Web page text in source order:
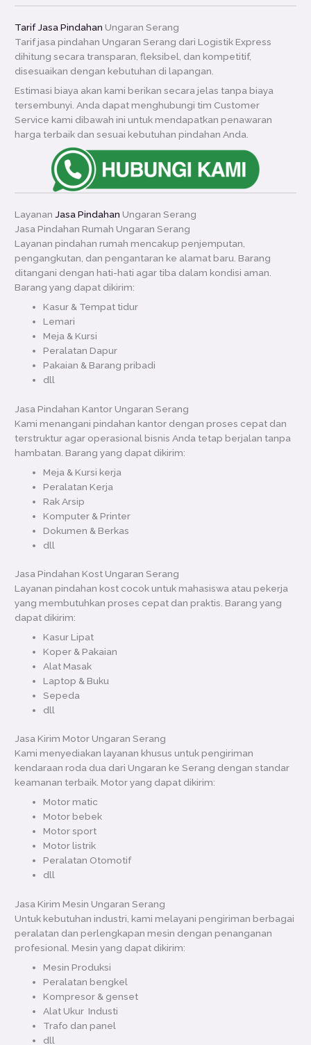
Tarif Jasa Pindahan Ungaran Serang
Tarif jasa pindahan Ungaran Serang dari Logistik Express
dihitung secara transparan, fleksibel, dan kompetitif,
disesuaikan dengan kebutuhan di lapangan.
Estimasi biaya akan kami berikan secara jelas tanpa biaya
tersembunyi. Anda dapat menghubungi tim Customer
Service kami dibawah ini untuk mendapatkan penawaran
harga terbaik dan sesuai kebutuhan pindahan Anda.
LayananJasa Pindahan Ungaran Serang
Jasa Pindahan Rumah Ungaran Serang
Layanan pindahan rumah mencakup penjemputan,
pengangkutan, dan pengantaran ke alamat baru. Barang
ditangani dengan hati-hati agar tiba dalam kondisi aman.
Barang yang dapat dikirim:
Kasur & Tempat tidur
Lemari
Meja & Kursi
Peralatan Dapur
Pakaian & Barang pribadi
dll
Jasa Pindahan Kantor Ungaran Serang
Kami menangani pindahan kantor dengan proses cepat dan
terstruktur agar operasional bisnis Anda tetap berjalan tanpa
hambatan. Barang yang dapat dikirim:
Meja & Kursi kerja
Peralatan Kerja
Rak Arsip
Komputer & Printer
Dokumen & Berkas
dll
Jasa Pindahan Kost Ungaran Serang
Layanan pindahan kost cocok untuk mahasiswa atau pekerja
yang membutuhkan proses cepat dan praktis. Barang yang
dapat dikirim:
Kasur Lipat
Koper & Pakaian
Alat Masak
Laptop & Buku
Sepeda
dll
Jasa Kirim Motor Ungaran Serang
Kami menyediakan layanan khusus untuk pengiriman
kendaraan roda dua dari Ungaran ke Serang dengan standar
keamanan terbaik. Motor yang dapat dikirim:
Motor matic
Motor bebek
Motor sport
Motor listrik
Peralatan Otomotif
dll
Jasa Kirim Mesin Ungaran Serang
Untuk kebutuhan industri, kami melayani pengiriman berbagai
peralatan dan perlengkapan mesin dengan penanganan
profesional. Mesin yang dapat dikirim:
Mesin Produksi
Peralatan bengkel
Kompresor & genset
Alat Ukur Industi
Trafo dan panel
dll